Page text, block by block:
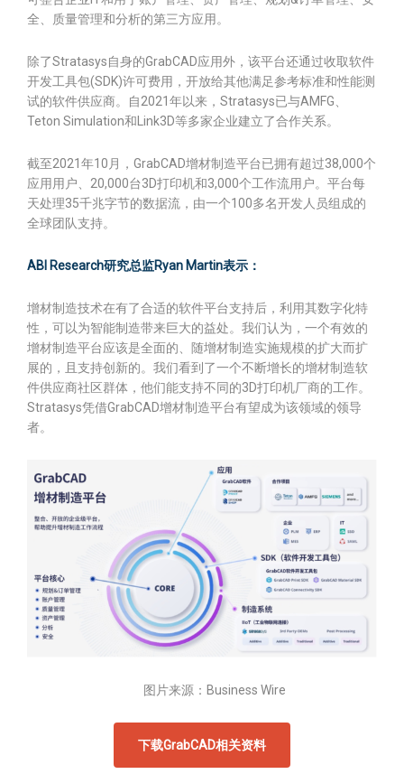
全、质量管理和分析的第三方应用。
除了Stratasys自身的GrabCAD应用外，该平台还通过收取软件
开发工具包(SDK)许可费用，开放给其他满足参考标准和性能测
试的软件供应商。自2021年以来，Stratasys已与AMFG、
Teton Simulation和Link3D等多家企业建立了合作关系。
截至2021年10月，GrabCAD增材制造平台已拥有超过38,000个
应用用户、20,000台3D打印机和3,000个工作流用户。平台每
天处理35千兆字节的数据流，由一个100多名开发人员组成的
全球团队支持。
ABI Research研究总监Ryan Martin表示：
增材制造技术在有了合适的软件平台支持后，利用其数字化特
性，可以为智能制造带来巨大的益处。我们认为，一个有效的
增材制造平台应该是全面的、随增材制造实施规模的扩大而扩
展的，且支持创新的。我们看到了一个不断增长的增材制造软
件供应商社区群体，他们能支持不同的3D打印机厂商的工作。
Stratasys凭借GrabCAD增材制造平台有望成为该领域的领导
者。
图片来源：Business Wire
下载GrabCAD相关资料